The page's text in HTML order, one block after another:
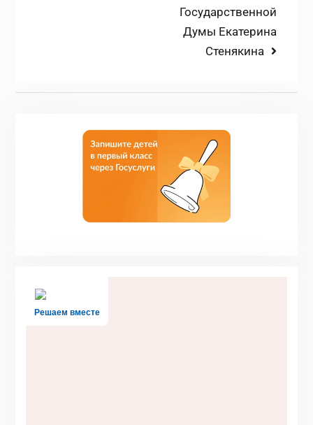
Государственной
Думы Екатерина
Стенякина
Решаем вместе